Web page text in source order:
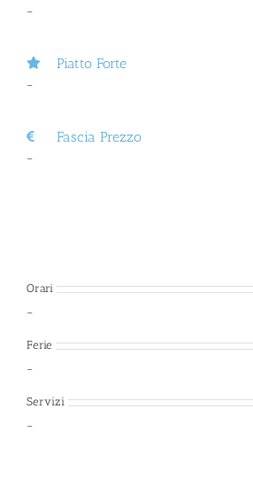
–
Piatto Forte
–
Fascia Prezzo
–
Orari
–
Ferie
–
Servizi
–